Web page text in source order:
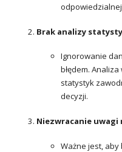
Brak analizy
Ignorowanie
błędem.
statystyk
decyzji.
Niezwracanie
Ważne jest, aby